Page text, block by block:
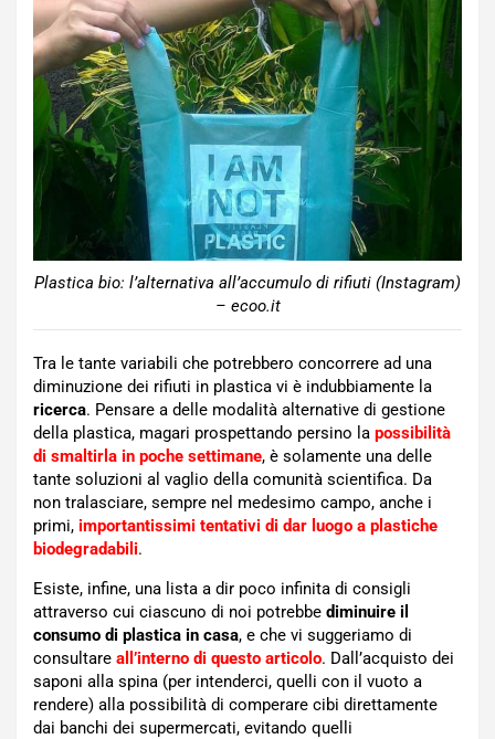
Plastica bio: l’alternativa all’accumulo di rifiuti (Instagram)
– ecoo.it
Tra le tante variabili che potrebbero concorrere ad una
diminuzione dei rifiuti in plastica vi è indubbiamente la
ricerca. Pensare a delle modalità alternative di gestione
della plastica, magari prospettando persino la possibilità
di smaltirla in poche settimane, è solamente una delle
tante soluzioni al vaglio della comunità scientifica. Da
non tralasciare, sempre nel medesimo campo, anche i
primi, importantissimi tentativi di dar luogo a plastiche
biodegradabili.
Esiste, infine, una lista a dir poco infinita di consigli
attraverso cui ciascuno di noi potrebbe diminuire il
consumo di plastica in casa, e che vi suggeriamo di
consultare all’interno di questo articolo. Dall’acquisto dei
saponi alla spina (per intenderci, quelli con il vuoto a
rendere) alla possibilità di comperare cibi direttamente
dai banchi dei supermercati, evitando quelli